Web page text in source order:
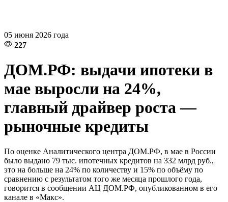
05 июня 2026 года
227
ДОМ.РФ: выдачи ипотеки в
мае выросли на 24%,
главный драйвер роста —
рыночные кредиты
По оценке Аналитического центра ДОМ.PФ, в мае в России
было выдано 79 тыс. ипотечных кредитов на 332 млрд руб.,
это на больше на 24% по количеству и 15% по объёму по
сравнению с результатом того же месяца прошлого года,
говорится в сообщении АЦ ДОМ.РФ, опубликованном в его
канале в «Макс».